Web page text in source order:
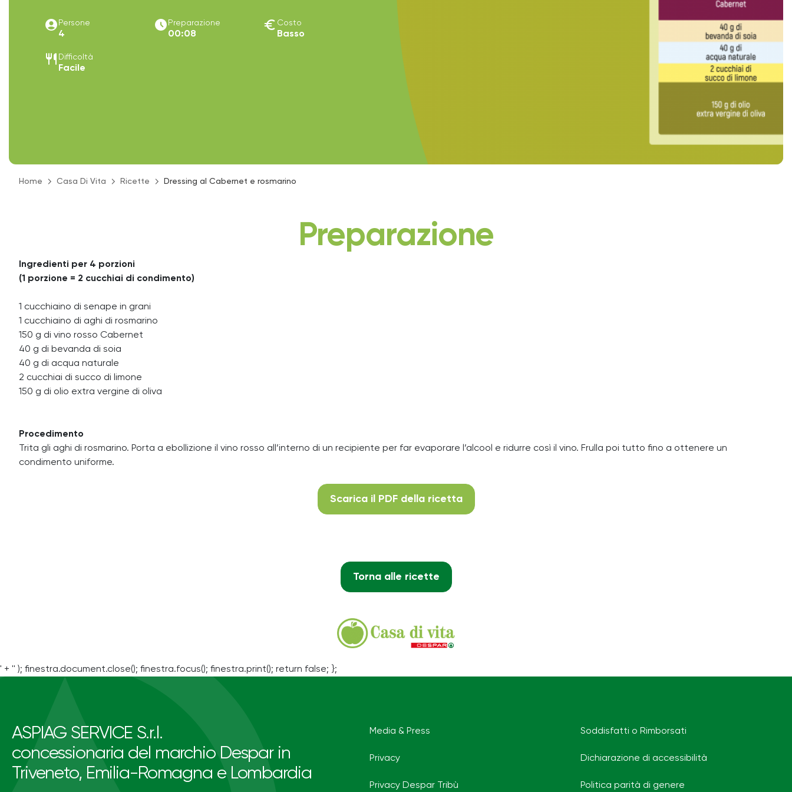
account_circle Persone
4
access_time_filled Preparazione
00:08
euro Costo
Basso
restaurant Difficoltà
Facile
Home Casa Di Vita Ricette Dressing al Cabernet e rosmarino
Preparazione
Ingredienti per 4 porzioni
(1 porzione = 2 cucchiai di condimento)
1 cucchiaino di senape in grani
1 cucchiaino di aghi di rosmarino
150 g di vino rosso Cabernet
40 g di bevanda di soia
40 g di acqua naturale
2 cucchiai di succo di limone
150 g di olio extra vergine di oliva
Procedimento
Trita gli aghi di rosmarino. Porta a ebollizione il vino rosso all’interno di un recipiente per far evaporare l’alcool e ridurre così il vino. Frulla poi tutto fino a ottenere un
condimento uniforme.
Scarica il PDF della ricetta
Torna alle ricette
' + '' ); finestra.document.close(); finestra.focus(); finestra.print(); return false; };
ASPIAG SERVICE S.r.l.
concessionaria del marchio Despar in
Triveneto, Emilia-Romagna e Lombardia
Media & Press
Privacy
Privacy Despar Tribù
Soddisfatti o Rimborsati
Dichiarazione di accessibilità
Politica parità di genere